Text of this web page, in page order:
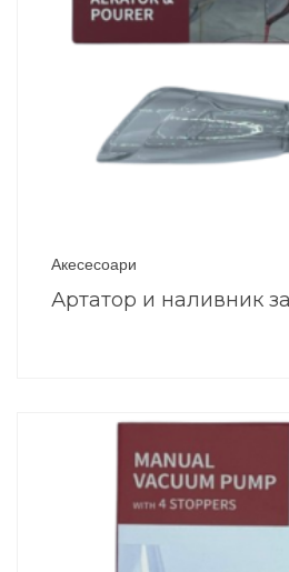
Акесесоари
Артатор и наливник